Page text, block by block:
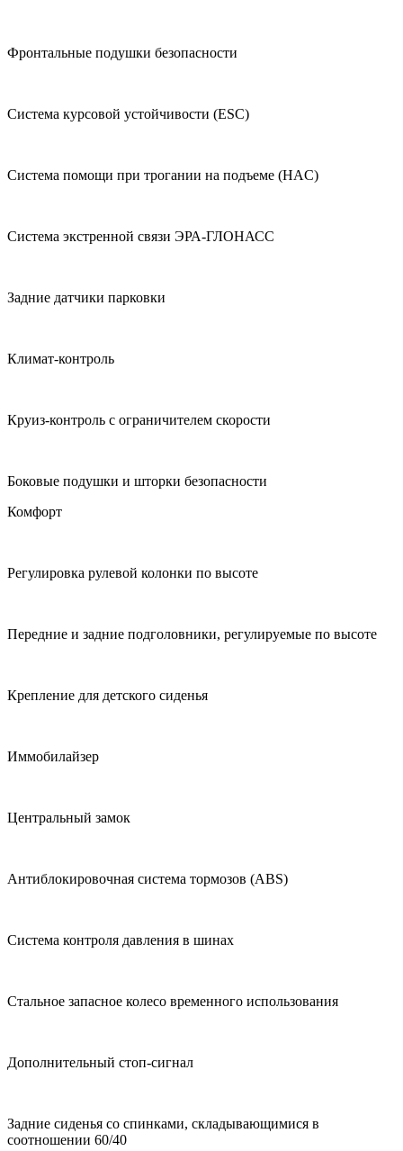
Фронтальные подушки безопасности
Система курсовой устойчивости (ESC)
Система помощи при трогании на подъеме (HAC)
Система экстренной связи ЭРА-ГЛОНАСС
Задние датчики парковки
Климат-контроль
Круиз-контроль с ограничителем скорости
Боковые подушки и шторки безопасности
Комфорт
Регулировка рулевой колонки по высоте
Передние и задние подголовники, регулируемые по высоте
Крепление для детского сиденья
Иммобилайзер
Центральный замок
Антиблокировочная система тормозов (ABS)
Система контроля давления в шинах
Стальное запасное колесо временного использования
Дополнительный стоп-сигнал
Задние сиденья со спинками, складывающимися в
соотношении 60/40